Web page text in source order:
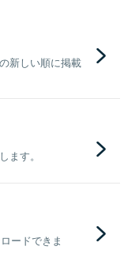
新しい順に掲載
ます。
ードできま